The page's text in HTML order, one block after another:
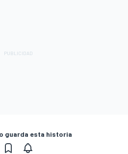
guarda esta historia